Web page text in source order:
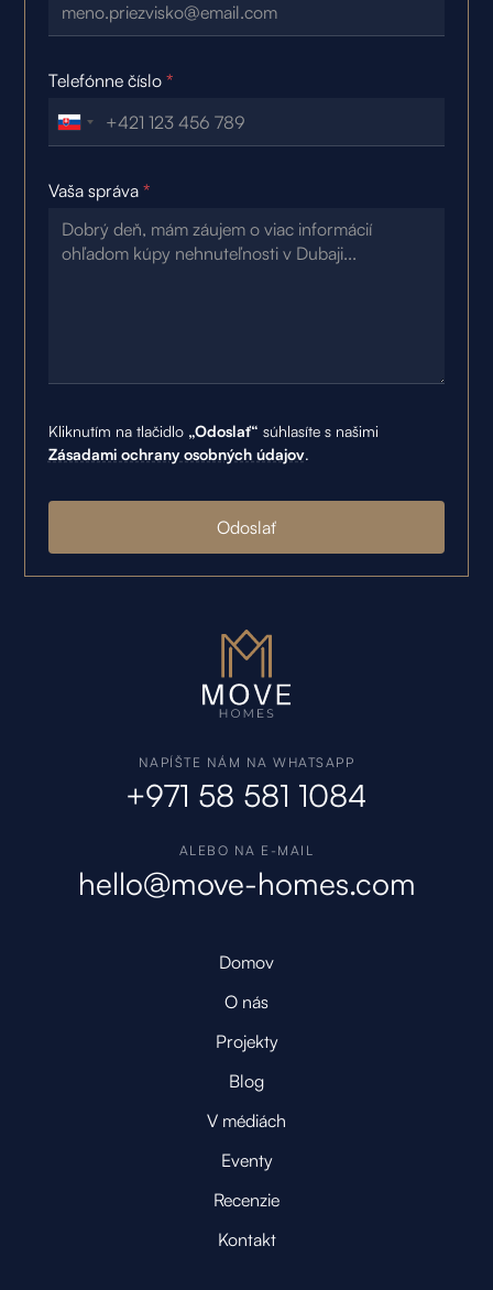
NAPÍŠTE NÁM NA WHATSAPP
+971 58 581 1084
ALEBO NA E-MAIL
hello@move-homes.com
Domov
O nás
Projekty
Blog
V médiách
Eventy
Recenzie
Kontakt
Telefónne číslo *
Vaša správa *
Kliknutím na tlačidlo „Odoslať“ súhlasíte s našimi
Zásadami ochrany osobných údajov.